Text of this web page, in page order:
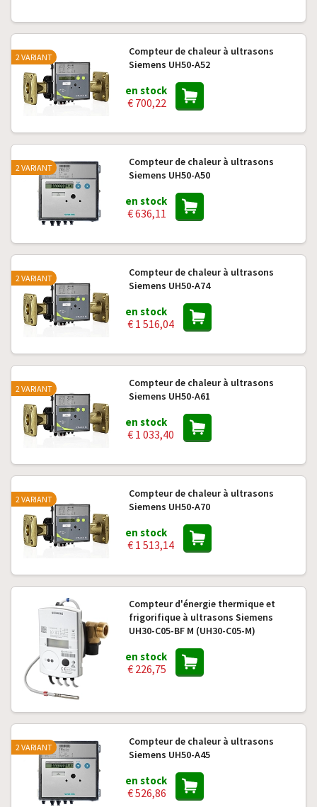
Compteur de chaleur à ultrasons
Siemens UH50-A52
en stock
€ 700,22
2 VARIANT
Compteur de chaleur à ultrasons
Siemens UH50-A50
en stock
€ 636,11
2 VARIANT
Compteur de chaleur à ultrasons
Siemens UH50-A74
en stock
€ 1 516,04
2 VARIANT
Compteur de chaleur à ultrasons
Siemens UH50-A61
en stock
€ 1 033,40
2 VARIANT
Compteur de chaleur à ultrasons
Siemens UH50-A70
en stock
€ 1 513,14
2 VARIANT
Compteur d'énergie thermique et
frigorifique à ultrasons Siemens
UH30-C05-BF M (UH30-C05-M)
en stock
€ 226,75
Compteur de chaleur à ultrasons
Siemens UH50-A45
en stock
€ 526,86
2 VARIANT